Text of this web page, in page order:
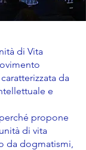
di Vita
da
e
propone
di vita
da dogmatismi,